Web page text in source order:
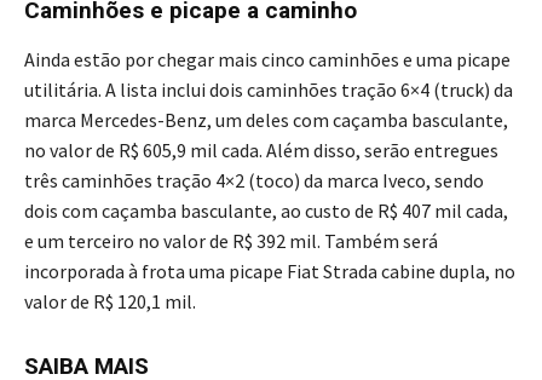
Caminhões e picape a caminho
Ainda estão por chegar mais cinco caminhões e uma picape
utilitária. A lista inclui dois caminhões tração 6×4 (truck) da
marca Mercedes-Benz, um deles com caçamba basculante,
no valor de R$ 605,9 mil cada. Além disso, serão entregues
três caminhões tração 4×2 (toco) da marca Iveco, sendo
dois com caçamba basculante, ao custo de R$ 407 mil cada,
e um terceiro no valor de R$ 392 mil. Também será
incorporada à frota uma picape Fiat Strada cabine dupla, no
valor de R$ 120,1 mil.
SAIBA MAIS